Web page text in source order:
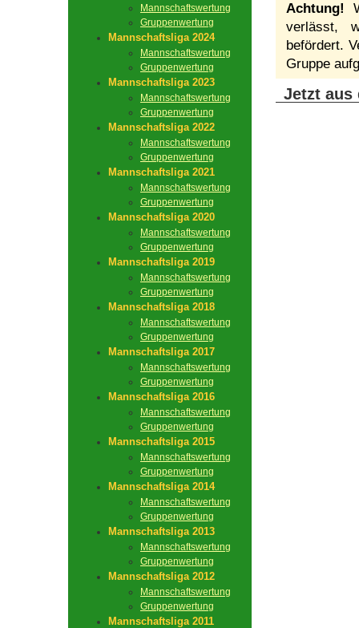
Mannschaftswertung
Gruppenwertung
Mannschaftsliga 2024
Mannschaftswertung
Gruppenwertung
Mannschaftsliga 2023
Mannschaftswertung
Gruppenwertung
Mannschaftsliga 2022
Mannschaftswertung
Gruppenwertung
Mannschaftsliga 2021
Mannschaftswertung
Gruppenwertung
Mannschaftsliga 2020
Mannschaftswertung
Gruppenwertung
Mannschaftsliga 2019
Mannschaftswertung
Gruppenwertung
Mannschaftsliga 2018
Mannschaftswertung
Gruppenwertung
Mannschaftsliga 2017
Mannschaftswertung
Gruppenwertung
Mannschaftsliga 2016
Mannschaftswertung
Gruppenwertung
Mannschaftsliga 2015
Mannschaftswertung
Gruppenwertung
Mannschaftsliga 2014
Mannschaftswertung
Gruppenwertung
Mannschaftsliga 2013
Mannschaftswertung
Gruppenwertung
Mannschaftsliga 2012
Mannschaftswertung
Gruppenwertung
Mannschaftsliga 2011
Achtung!
verlässt,
befördert.
Gruppe
Jetzt aus